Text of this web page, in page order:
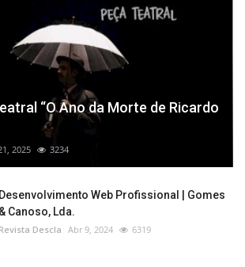
“O Ano da Morte de Ricardo
2025 3234
Desenvolvimento Web Profissional | Gomes
& Canoso, Lda.
Revista Descla Abr 9, 2024 6319